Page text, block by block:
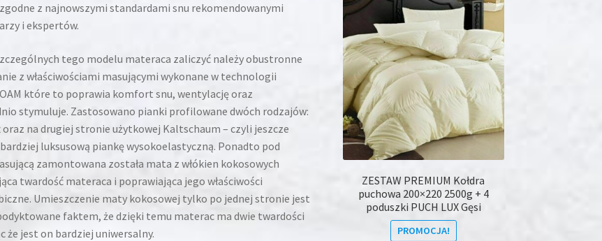
z najnowszymi standardami snu rekomendowanymi
i ekspertów.
tego modelu materaca zaliczyć należy obustronne
z właściwościami masującymi wykonane w technologii
które to poprawia komfort snu, wentylację oraz
stymuluje. Zastosowano pianki profilowane dwóch rodzajów:
oraz na drugiej stronie użytkowej Kaltschaum – czyli jeszcze
luksusową piankę wysokoelastyczną. Ponadto pod
zamontowana została mata z włókien kokosowych
twardość materaca i poprawiająca jego właściwości
Umieszczenie maty kokosowej tylko po jednej stronie jest
faktem, że dzięki temu materac ma dwie twardości
że jest on bardziej uniwersalny.
Opcje
można
wybrać
stronie
produktu
ZESTAW PREMIUM Kołdra
puchowa 200×220 2500g + 4
poduszki PUCH LUX Gęsi
PROMOCJA!